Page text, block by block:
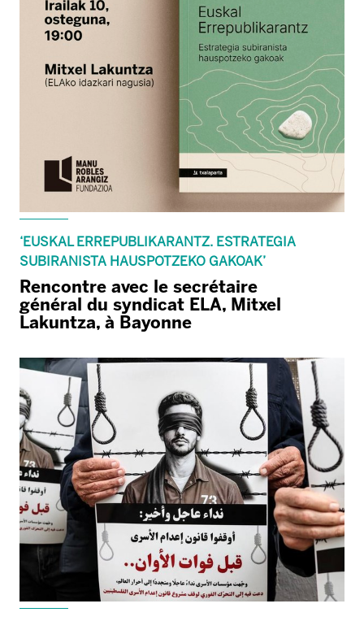
‘EUSKAL ERREPUBLIKARANTZ. ESTRATEGIA
SUBIRANISTA HAUSPOTZEKO GAKOAK’
Rencontre avec le secrétaire
général du syndicat ELA, Mitxel
Lakuntza, à Bayonne